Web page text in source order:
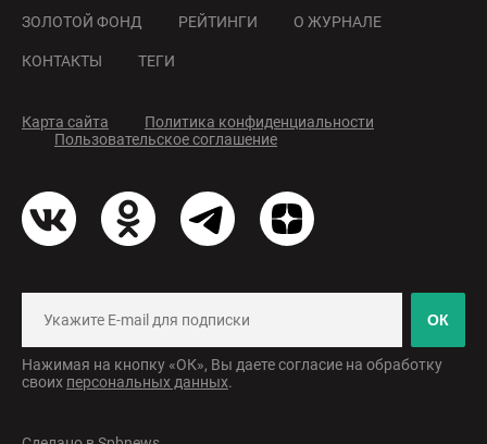
ЗОЛОТОЙ ФОНД РЕЙТИНГИ О ЖУРНАЛЕ
КОНТАКТЫ ТЕГИ
Карта сайта
Политика конфиденциальности
Пользовательское соглашение
ОК
Нажимая на кнопку «ОК», Вы даете согласие на обработку
своих персональных данных.